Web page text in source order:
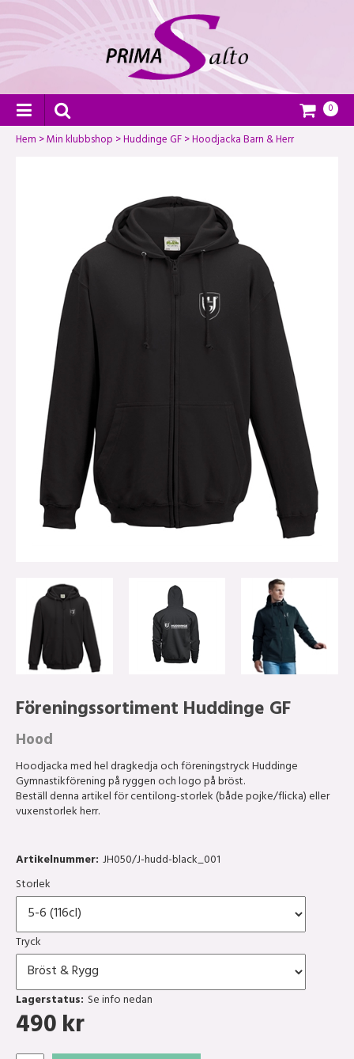
0
Hem >Min klubbshop >Huddinge GF>Hoodjacka Barn & Herr
Föreningssortiment Huddinge GF
Hood
Hoodjacka med hel dragkedja och föreningstryck Huddinge
Gymnastikförening på ryggen och logo på bröst.
Beställ denna artikel för centilong-storlek (både pojke/flicka) eller
vuxenstorlek herr.
Artikelnummer: JH050/J-hudd-black_001
Storlek
Tryck
Lagerstatus: Se info nedan
490kr